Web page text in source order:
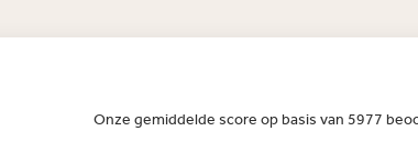
Onze gemiddelde score op basis van 5977